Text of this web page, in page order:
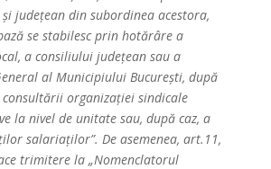
județean din subordinea acestora,
se stabilesc prin hotărâre a
a consiliului județean sau a
al Municipiului București, după
organizației sindicale
la nivel de unitate sau, după caz, a
salariaților”. De asemenea, art.11,
trimitere la „Nomenclatorul